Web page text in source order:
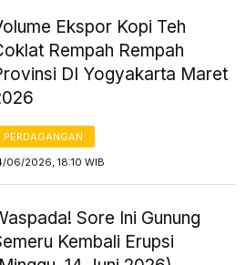
Ekspor Kopi Teh
Rempah Rempah
DI Yogyakarta Maret
PERDAGANGAN
06/2026, 18:10 WIB
Sore Ini Gunung
Kembali Erupsi